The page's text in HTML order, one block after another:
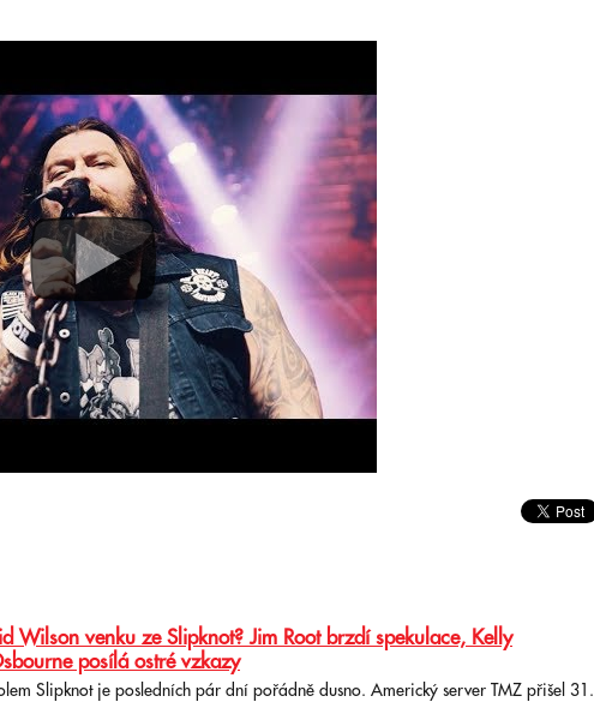
Wilson venku ze Slipknot? Jim Root brzdí spekulace, Kelly
posílá ostré vzkazy
Slipknot je posledních pár dní pořádně dusno. Americký server TMZ přišel 31.